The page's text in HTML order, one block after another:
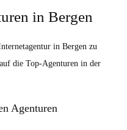
in Bergen
in Bergen zu
die Top-Agenturen in der
Agenturen